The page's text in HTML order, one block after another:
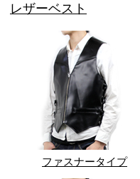
レザーベスト
ファスナータイプ